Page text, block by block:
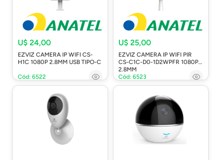
U$ 24,00
EZVIZ CAMERA IP WIFI CS-
H1C 1080P 2.8MM USB TIPO-C
Cód: 6522
U$ 25,00
EZVIZ CAMERA IP WIFI PIR
CS-C1C-D0-1D2WPFR 1080P
2.8MM
Cód: 6523